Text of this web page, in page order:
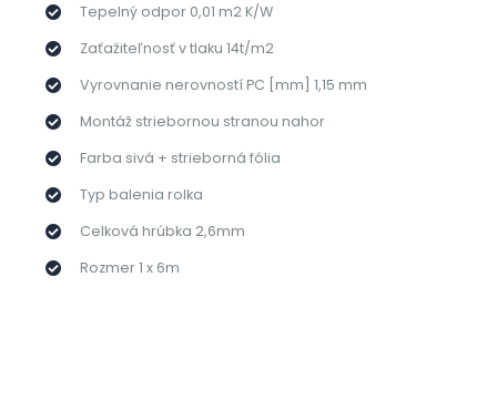
Tepelný odpor 0,01 m2 K/W
Zaťažiteľnosť v tlaku 14t/m2
Vyrovnanie nerovností PC [mm] 1,15 mm
Montáž striebornou stranou nahor
Farba sivá + strieborná fólia
Typ balenia rolka
Celková hrúbka 2,6mm
Rozmer 1 x 6m